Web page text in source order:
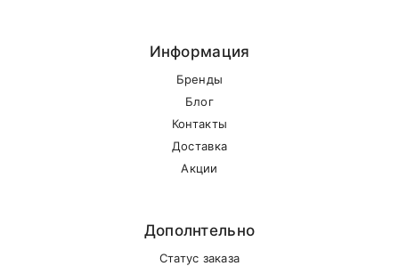
Информация
Бренды
Блог
Контакты
Доставка
Акции
Дополнтельно
Статус заказа